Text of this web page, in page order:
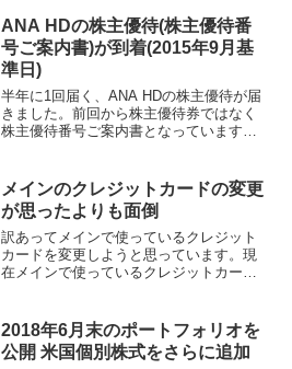
そくポートフォ...
ANA HDの株主優待(株主優待番
号ご案内書)が到着(2015年9月基
準日)
半年に1回届く、ANA HDの株主優待が届
きました。前回から株主優待券ではなく
株主優待番号ご案内書となっています。
も国内営業全路線が片道普通運賃の50％
割...
メインのクレジットカードの変更
が思ったよりも面倒
訳あってメインで使っているクレジット
カードを変更しようと思っています。現
在メインで使っているクレジットカード
カードに変更しようとしています。その
ために公共料金の支払い...
2018年6月末のポートフォリオを
公開 米国個別株式をさらに追加